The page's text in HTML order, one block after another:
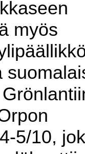
myös
5/10,